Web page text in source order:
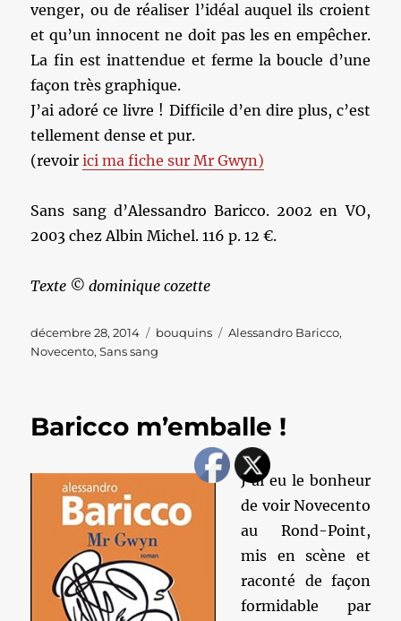
venger, ou de réaliser l’idéal auquel ils croient
et qu’un innocent ne doit pas les en empêcher.
La fin est inattendue et ferme la boucle d’une
façon très graphique.
J’ai adoré ce livre ! Difficile d’en dire plus, c’est
tellement dense et pur.
(revoirici ma fiche sur Mr Gwyn)
Sans sang d’Alessandro Baricco. 2002 en VO,
2003 chez Albin Michel. 116 p. 12 €.
Texte © dominique cozette
Publié
le
décembre 28, 2014 Catégories
bouquins Étiquettes
Alessandro Baricco,
Novecento,Sans sang
Baricco m’emballe !
J’ai eu le bonheur
de voir Novecento
au Rond-Point,
mis en scène et
raconté de façon
formidable par